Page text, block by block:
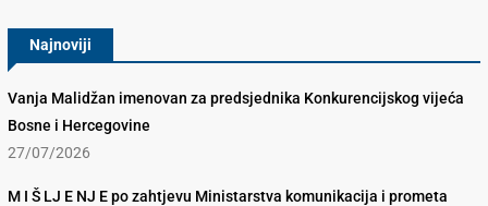
Najnoviji
Vanja Malidžan imenovan za predsjednika Konkurencijskog vijeća
Bosne i Hercegovine
27/07/2026
M I Š LJ E NJ E po zahtjevu Ministarstva komunikacija i prometa